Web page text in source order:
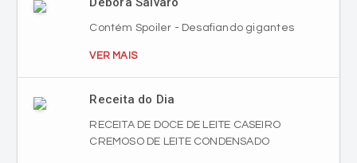
Contém Spoiler - Desafiando gigantes
VER MAIS
Receita do Dia
RECEITA DE DOCE DE LEITE CASEIRO
CREMOSO DE LEITE CONDENSADO